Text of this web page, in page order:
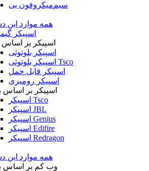
میکروفون بی‌‎سیم
همه موارد این
اسپیکر
اسپیکر بر اساس
اسپیکر بلوتوثی
اسپیکر بلوتوثی Tsco
اسپیکر قابل حمل
اسپیکر رومیزی
اسپیکر بر اساس
اسپیکر Tsco
اسپیکر JBL
اسپیکر Genius
اسپیکر Edifire
اسپیکر Redragon
همه موارد این
وب کم بر اساس